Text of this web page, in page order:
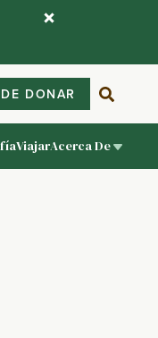
DONAR
ViajarAcerca De